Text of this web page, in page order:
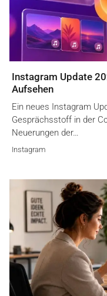
Instagram Update
Aufsehen
Ein neues Instagram
Gesprächsstoff in der
Neuerungen der…
Instagram